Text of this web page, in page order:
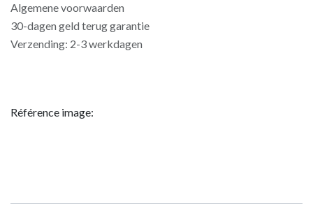
Algemene voorwaarden
30-dagen geld terug garantie
Verzending: 2-3 werkdagen
Référence image: